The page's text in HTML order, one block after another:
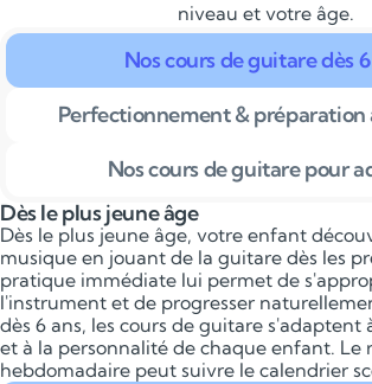
niveau et votre âge.
Nos cours de guitare dès
Perfectionnement & préparation
Nos cours de guitare pour
Dès le plus jeune âge
Dès le plus jeune âge, votre enfant
musique en jouant de la guitare dès les
pratique immédiate lui permet de
l'instrument et de progresser
dès 6 ans, les cours de guitare s'adaptent
et à la personnalité de chaque enfant. Le
hebdomadaire peut suivre le calendrier